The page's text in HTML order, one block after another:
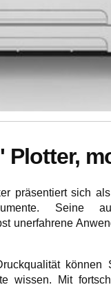
Plotter,
präsentiert sich
Seine
unerfahrene
wissen. Mit